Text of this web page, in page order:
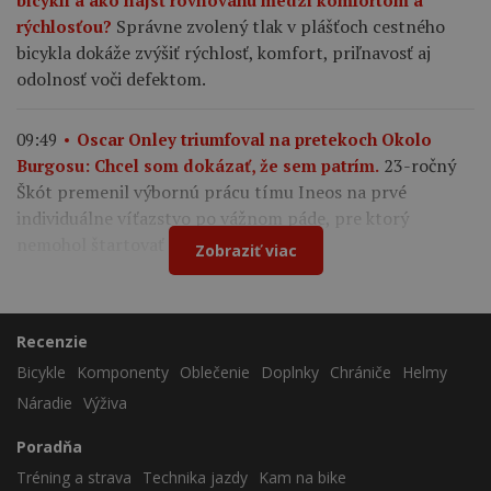
rýchlosťou? Správne zvolený tlak v plášťoch cestného
bicykla dokáže zvýšiť rýchlosť, komfort, priľnavosť aj
odolnosť voči defektom.
09:49
Oscar Onley triumfoval na pretekoch Okolo
Burgosu: Chcel som dokázať, že sem patrím. 23-ročný
Škót premenil výbornú prácu tímu Ineos na prvé
individuálne víťazstvo po vážnom páde, pre ktorý
nemohol štartovať na Tour de France.
Zobraziť viac
Recenzie
Bicykle
Komponenty Oblečenie Doplnky Chrániče
Helmy
Náradie Výživa
Poradňa
Tréning a strava
Technika jazdy Kam na bike